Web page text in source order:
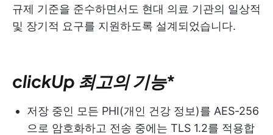
규제 기준을 준수하면서도 현대 의료 기관의 일상적
및 장기적 요구를 지원하도록 설계되었습니다.
clickUp 최고의 기능*
저장 중인 모든 PHI(개인 건강 정보)를 AES-256
으로 암호화하고 전송 중에는 TLS 1.2를 적용합